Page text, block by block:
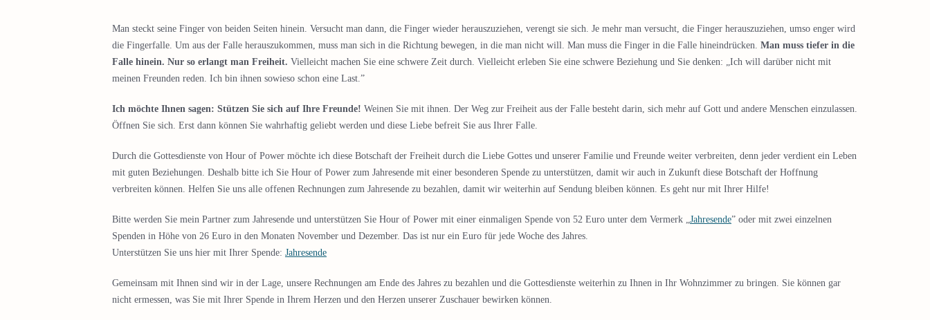
Man steckt seine Finger von beiden Seiten hinein. Versucht man dann, die Finger wieder herauszuziehen, verengt sie sich. Je mehr man versucht, die Finger herauszuziehen, umso enger wird
die Fingerfalle. Um aus der Falle herauszukommen, muss man sich in die Richtung bewegen, in die man nicht will. Man muss die Finger in die Falle hineindrücken. Man muss tiefer in die
Falle hinein. Nur so erlangt man Freiheit. Vielleicht machen Sie eine schwere Zeit durch. Vielleicht erleben Sie eine schwere Beziehung und Sie denken: „Ich will darüber nicht mit
meinen Freunden reden. Ich bin ihnen sowieso schon eine Last.”
Ich möchte Ihnen sagen: Stützen Sie sich auf Ihre Freunde! Weinen Sie mit ihnen. Der Weg zur Freiheit aus der Falle besteht darin, sich mehr auf Gott und andere Menschen einzulassen.
Öffnen Sie sich. Erst dann können Sie wahrhaftig geliebt werden und diese Liebe befreit Sie aus Ihrer Falle.
Durch die Gottesdienste von Hour of Power möchte ich diese Botschaft der Freiheit durch die Liebe Gottes und unserer Familie und Freunde weiter verbreiten, denn jeder verdient ein Leben
mit guten Beziehungen. Deshalb bitte ich Sie Hour of Power zum Jahresende mit einer besonderen Spende zu unterstützen, damit wir auch in Zukunft diese Botschaft der Hoffnung
verbreiten können. Helfen Sie uns alle offenen Rechnungen zum Jahresende zu bezahlen, damit wir weiterhin auf Sendung bleiben können. Es geht nur mit Ihrer Hilfe!
Bitte werden Sie mein Partner zum Jahresende und unterstützen Sie Hour of Power mit einer einmaligen Spende von 52 Euro unter dem Vermerk „Jahresende” oder mit zwei einzelnen
Spenden in Höhe von 26 Euro in den Monaten November und Dezember. Das ist nur ein Euro für jede Woche des Jahres.
Unterstützen Sie uns hier mit Ihrer Spende: Jahresende
Gemeinsam mit Ihnen sind wir in der Lage, unsere Rechnungen am Ende des Jahres zu bezahlen und die Gottesdienste weiterhin zu Ihnen in Ihr Wohnzimmer zu bringen. Sie können gar
nicht ermessen, was Sie mit Ihrer Spende in Ihrem Herzen und den Herzen unserer Zuschauer bewirken können.